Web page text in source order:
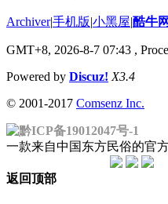
Archiver|手机版|小黑屋|酷牛网
GMT+8, 2026-8-7 07:43 ,
Powered by Discuz! X3.4
© 2001-2017 Comsenz Inc.
黔ICP备19012047号-1
一款来自中国东方民俗的官
返回顶部